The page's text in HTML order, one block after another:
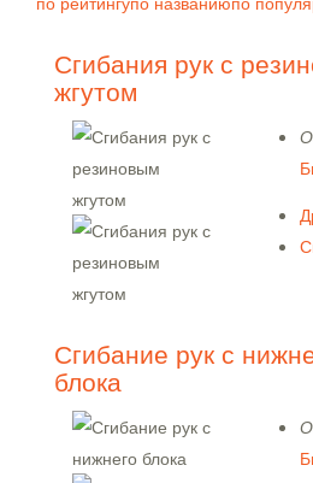
Сгибания рук с
жгутом
Сгибание рук с
блока